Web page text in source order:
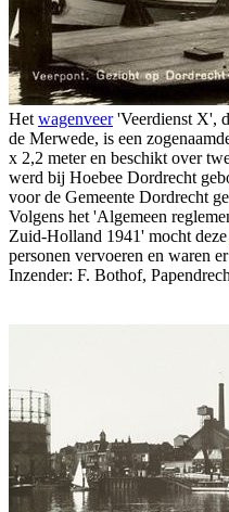
Het wagenveer'Veerdienst X',
de Merwede, is een
x 2,2 meter en beschikt over
werd bij Hoebee Dordrecht
voor de Gemeente Dordrecht
Volgens het 'Algemeen
Zuid-Holland 1941' mocht deze
personen vervoeren en waren
Inzender: F. Bothof,